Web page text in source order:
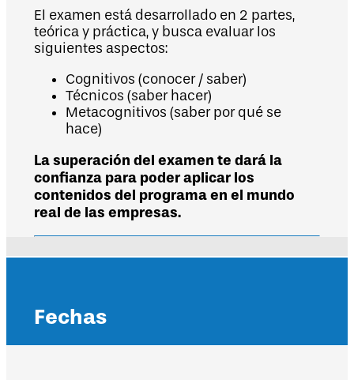
El examen está desarrollado en 2 partes,
teórica y práctica, y busca evaluar los
siguientes aspectos:
Cognitivos (conocer / saber)
Técnicos (saber hacer)
Metacognitivos (saber por qué se
hace)
La superación del examen te dará la
confianza para poder aplicar los
contenidos del programa en el mundo
real de las empresas.
Fechas